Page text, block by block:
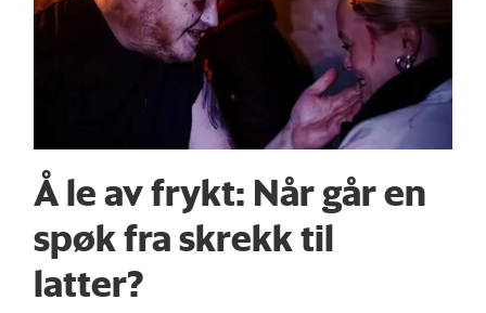
Å le av frykt: Når går en
spøk fra skrekk til
latter?